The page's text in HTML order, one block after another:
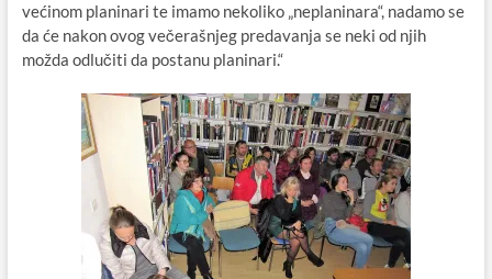
većinom planinari te imamo nekoliko „neplaninara“, nadamo se
da će nakon ovog večerašnjeg predavanja se neki od njih
možda odlučiti da postanu planinari.“